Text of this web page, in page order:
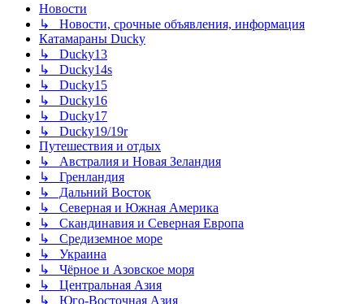
Новости
↳ Новости, срочные объявления, информация
Катамараны Ducky
↳ Ducky13
↳ Ducky14s
↳ Ducky15
↳ Ducky16
↳ Ducky17
↳ Ducky19/19r
Путешествия и отдых
↳ Австралия и Новая Зеландия
↳ Гренландия
↳ Дальний Восток
↳ Северная и Южная Америка
↳ Скандинавия и Северная Европа
↳ Средиземное море
↳ Украина
↳ Чёрное и Азовское моря
↳ Центральная Азия
↳ Юго-Восточная Азия